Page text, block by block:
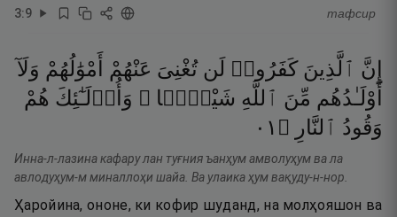
3:9 тафсир
إِنَّ ٱلَّذِينَ كَفَرُوا۟ لَن تُغْنِىَ عَنْهُمْ أَمْوَٰلُهُمْ وَلَآ
أَوْلَـٰدُهُم مِّنَ ٱللَّهِ شَيْـًۭٔا ۖ وَأُو۟لَـٰٓئِكَ هُمْ
وَقُودُ ٱلنَّارِ ۝ ١٠
Инна-л-лазина кафару лан туғния ъанҳум амволуҳум ва ла
авлодуҳум-м миналлоҳи шайа. Ва улаика ҳум вақуду-н-нор.
Ҳаройина, ононе, ки кофир шуданд, на молҳояшон ва